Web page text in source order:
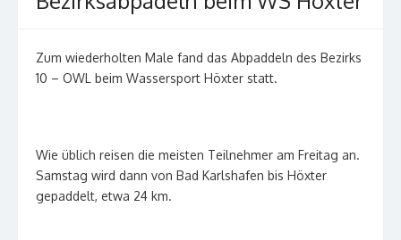
Zum wiederholten Male fand das Abpaddeln des Bezirks
10 – OWL beim Wassersport Höxter statt.
Wie üblich reisen die meisten Teilnehmer am Freitag an.
Samstag wird dann von Bad Karlshafen bis Höxter
gepaddelt, etwa 24 km.